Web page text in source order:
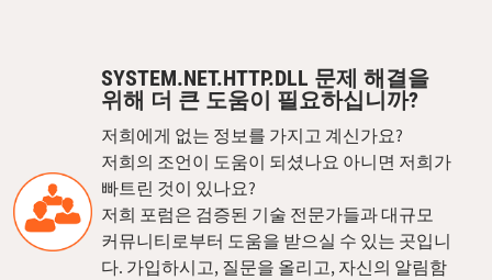
SYSTEM.NET.HTTP.DLL 문제 해결을
위해 더 큰 도움이 필요하십니까?
저희에게 없는 정보를 가지고 계신가요?
저희의 조언이 도움이 되셨나요 아니면 저희가
빠트린 것이 있나요?
저희 포럼은 검증된 기술 전문가들과 대규모
커뮤니티로부터 도움을 받으실 수 있는 곳입니
다. 가입하시고, 질문을 올리고, 자신의 알림함